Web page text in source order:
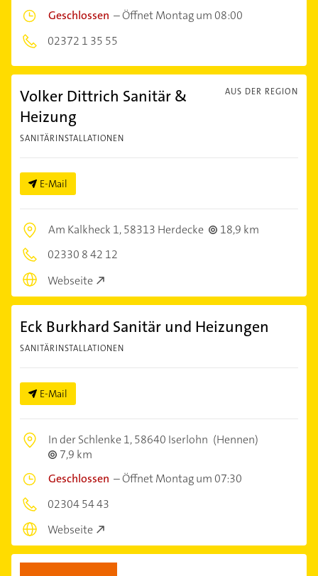
Geschlossen –Öffnet Montag um 08:00
02372 1 35 55
AUS DER REGION
Volker Dittrich Sanitär &
Heizung
SANITÄRINSTALLATIONEN
E-Mail
Am Kalkheck 1,58313 Herdecke
18,9 km
02330 8 42 12
Webseite
Eck Burkhard Sanitär und Heizungen
SANITÄRINSTALLATIONEN
E-Mail
In der Schlenke 1,58640 Iserlohn (Hennen)
7,9 km
Geschlossen –Öffnet Montag um 07:30
02304 54 43
Webseite